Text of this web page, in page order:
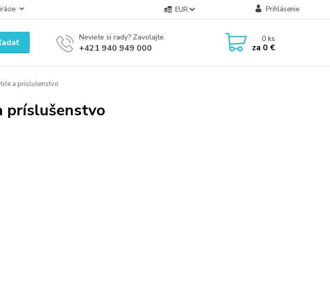
EUR Prihlásenie
Neviete si rady? Zavolajte.
+421 940 949 000
0ks
za 0 €
a príslušenstvo
príslušenstvo